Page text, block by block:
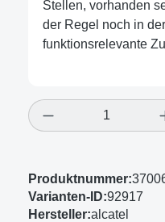
Stellen, vorhanden
der Regel noch in
funktionsrelevante
Produkt
Produktnummer:
Varianten-ID:92917
Hersteller:alcatel